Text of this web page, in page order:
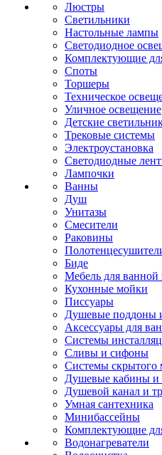
Люстры
Светильники
Настольные лампы
Светодиодное
Комплектующие
Споты
Торшеры
Техническое
Уличное освещение
Детские
Трековые системы
Электроустановка
Светодиодные
Лампочки
Ванны
Душ
Унитазы
Смесители
Раковины
Биде
Мебель для ванной
Кухонные мойки
Писсуары
Душевые поддоны
Аксессуары для
Системы
Сливы и сифоны
Системы скрытого
Душевые кабины и
Душевой канал и
Умная сантехника
Минибассейны
Комплектующие
Водонагреватели